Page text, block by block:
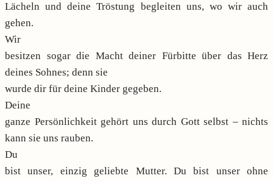
Lächeln und deine Tröstung begleiten uns, wo wir auch
gehen.
Wir
besitzen sogar die Macht deiner Fürbitte über das Herz
deines Sohnes; denn sie
wurde dir für deine Kinder gegeben.
Deine
ganze Persönlichkeit gehört uns durch Gott selbst – nichts
kann sie uns rauben.
Du
bist unser, einzig geliebte Mutter. Du bist unser ohne